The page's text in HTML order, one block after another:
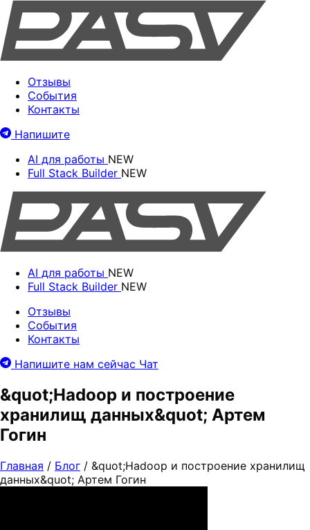
Отзывы
События
Контакты
Напишите
AI для работы NEW
Full Stack Builder NEW
AI для работы NEW
Full Stack Builder NEW
Отзывы
События
Контакты
Напишите нам сейчас Чат
&quot;Hadoop и построение
хранилищ данных&quot; Артем
Гогин
Главная / Блог / &quot;Hadoop и построение хранилищ
данных&quot; Артем Гогин